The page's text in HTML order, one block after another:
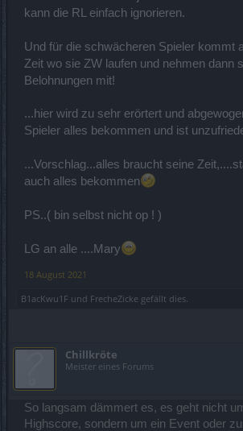
kann die RL einfach ignorieren.
Und für die schwächeren Spieler kommt
Zeit wo sie ZW laufen und nehmen dann
Belohnungen mit!
...hier wird zu sehr erörtert und
Spieler alles bekommen und ist
...Vorschlag...alles braucht seine
auch alles bekommen
PS..( bin selbst nicht op ! )
LG an alle ....Mary
18 August 2021
B1acKwu1F und FrecheZicke gefällt dies.
Chillkröte
Meister eines Forums
So langsam dämmert es, es geht nicht
Highscore, sondern um ein Event oder